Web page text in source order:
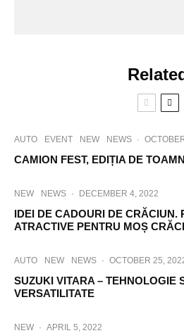
AUTO EVENT NEW NEWS ·
CAMION FEST, EDIȚIA DE
NEW NEWS · DECEMBER 4, 2022
IDEI DE CADOURI DE CRĂCIUN.
ATRACTIVE PENTRU MOȘ
AUTO NEW NEWS · OCTOBER 25,
SUZUKI VITARA – TEHNOLOGIE
VERSATILITATE
NEW · APRIL 5, 2022